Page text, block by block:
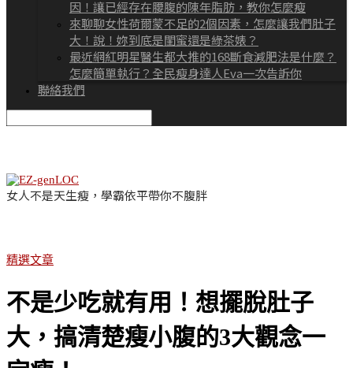
因！讓已經存在腰腹的陳年脂肪，教你怎麼瘦
來聊聊女性荷爾蒙不足的2個因素，怎麼讓我們肚子
大！說！妳到底是閨蜜還是綠茶婊？
最近網紅明星醫生都大推的168斷食減肥法是什麼？
怎麼簡單執行？全民瘦身達人Eva一次告訴你
聯絡我們
女人不是天生瘦，學霸依平帶你不腹胖
精選文章
不是少吃就有用！想擺脫肚子
大，搞清楚瘦小腹的3大觀念一